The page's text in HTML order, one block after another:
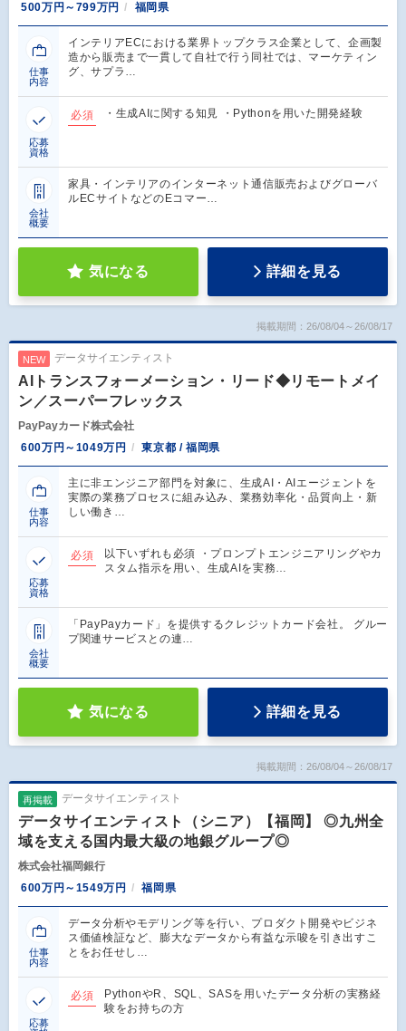
500万円～799万円
福岡県
仕事
内容
インテリアECにおける業界トップクラス企業として、企画製
造から販売まで一貫して自社で行う同社では、マーケティン
グ、サプラ…
応募
資格
必須 ・生成AIに関する知見 ・Pythonを用いた開発経験
会社
概要
家具・インテリアのインターネット通信販売およびグローバ
ルECサイトなどのEコマー…
気になる 詳細を見る
掲載期間：26/08/04～26/08/17
NEW データサイエンティスト
AIトランスフォーメーション・リード◆リモートメイ
ン／スーパーフレックス
PayPayカード株式会社
600万円～1049万円
東京都 / 福岡県
仕事
内容
主に非エンジニア部門を対象に、生成AI・AIエージェントを
実際の業務プロセスに組み込み、業務効率化・品質向上・新
しい働き…
応募
資格
必須
以下いずれも必須 ・プロンプトエンジニアリングやカ
スタム指示を用い、生成AIを実務…
会社
概要
「PayPayカード」を提供するクレジットカード会社。 グルー
プ関連サービスとの連…
気になる 詳細を見る
掲載期間：26/08/04～26/08/17
再掲載 データサイエンティスト
データサイエンティスト（シニア）【福岡】 ◎九州全
域を支える国内最大級の地銀グループ◎
株式会社福岡銀行
600万円～1549万円
福岡県
仕事
内容
データ分析やモデリング等を行い、プロダクト開発やビジネ
ス価値検証など、膨大なデータから有益な示唆を引き出すこ
とをお任せし…
応募
必須
PythonやR、SQL、SASを用いたデータ分析の実務経
験をお持ちの方